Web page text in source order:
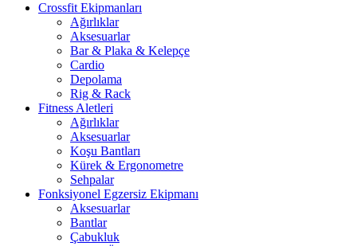
Crossfit Ekipmanları
Ağırlıklar
Aksesuarlar
Bar & Plaka & Kelepçe
Cardio
Depolama
Rig & Rack
Fitness Aletleri
Ağırlıklar
Aksesuarlar
Koşu Bantları
Kürek & Ergonometre
Sehpalar
Fonksiyonel Egzersiz Ekipmanı
Aksesuarlar
Bantlar
Çabukluk